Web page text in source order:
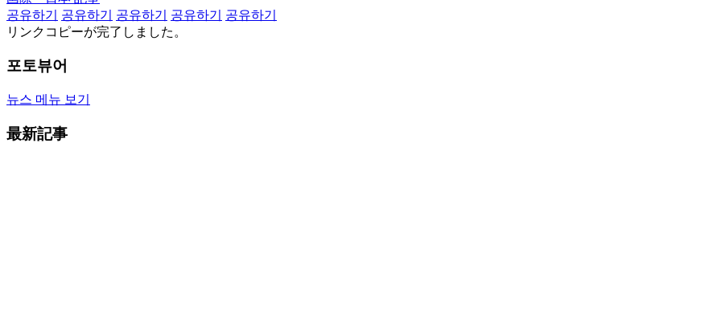
공유하기
공유하기 공유하기 공유하기
공유하기
リンクコピーが完了しました。
포토뷰어
뉴스 메뉴 보기
最新記事